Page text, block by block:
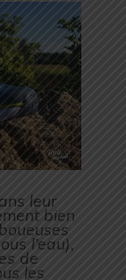
leur
bien
l’eau),
de
les